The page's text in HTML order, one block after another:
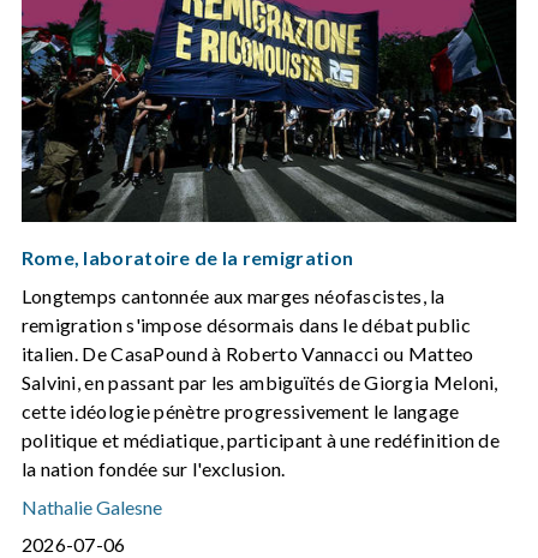
Rome, laboratoire de la remigration
Longtemps cantonnée aux marges néofascistes, la
remigration s'impose désormais dans le débat public
italien. De CasaPound à Roberto Vannacci ou Matteo
Salvini, en passant par les ambiguïtés de Giorgia Meloni,
cette idéologie pénètre progressivement le langage
politique et médiatique, participant à une redéfinition de
la nation fondée sur l'exclusion.
Nathalie Galesne
2026-07-06